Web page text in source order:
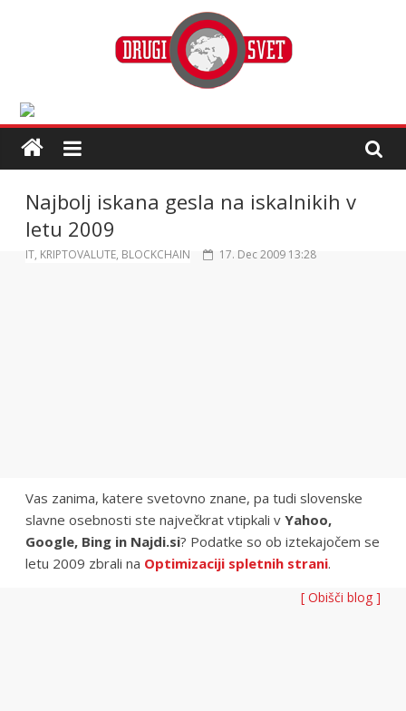
Najbolj iskana gesla na iskalnikih v
letu 2009
IT, KRIPTOVALUTE, BLOCKCHAIN 17. Dec 2009 13:28
Vas zanima, katere svetovno znane, pa tudi slovenske
slavne osebnosti ste največkrat vtipkali vYahoo,
Google, Bing in Najdi.si? Podatke so ob iztekajočem se
letu 2009 zbrali na Optimizaciji spletnih strani.
[ Obišči blog ]